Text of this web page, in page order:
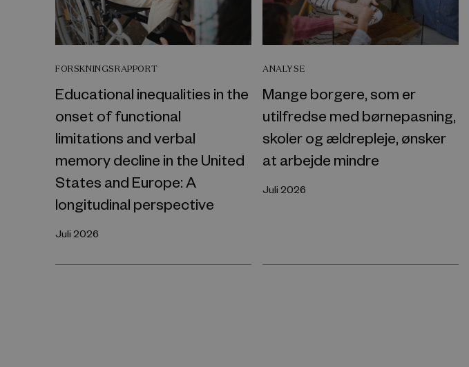
FORSKNINGSRAPPORT
Educational inequalities in the
onset of functional
limitations and verbal
memory decline in the United
States and Europe: A
longitudinal perspective
Juli 2026
ANALYSE
Mange borgere, som er
utilfredse med børnepasning,
skoler og ældrepleje, ønsker
at arbejde mindre
Juli 2026